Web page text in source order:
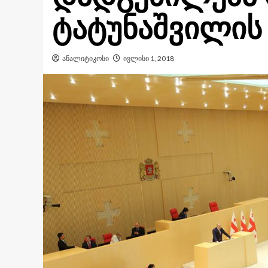
ტატუნაშვილის
ანალიტიკოსი ივლისი 1, 2018